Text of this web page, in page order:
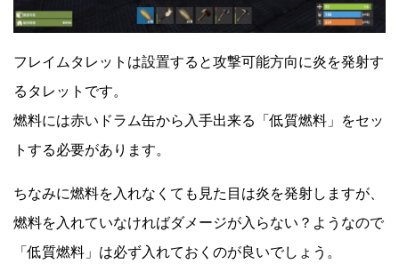
フレイムタレットは設置すると攻撃可能方向に炎を発射す
るタレットです。
燃料には赤いドラム缶から入手出来る「低質燃料」をセッ
トする必要があります。
ちなみに燃料を入れなくても見た目は炎を発射しますが、
燃料を入れていなければダメージが入らない？ようなので
「低質燃料」は必ず入れておくのが良いでしょう。